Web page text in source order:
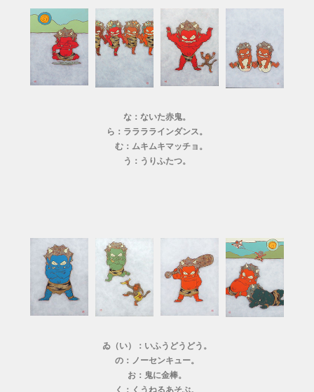
な：ないた赤鬼。
ら：ララララインダンス。
む：ムキムキマッチョ。
う：うりふたつ。
ゐ（い）：いふうどうどう。
の：ノーセンキュー。
お：鬼に金棒。